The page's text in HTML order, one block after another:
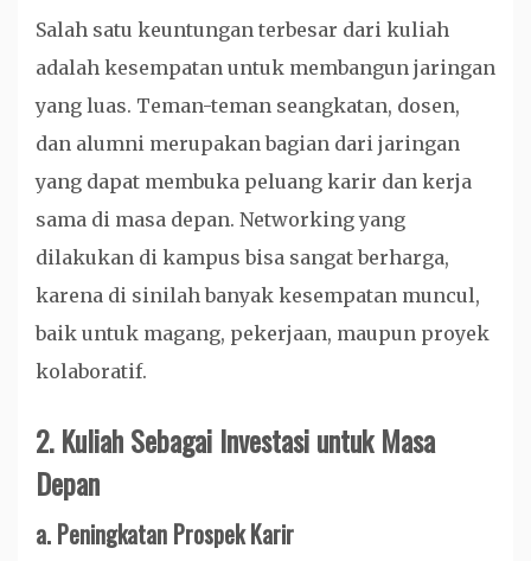
Salah satu keuntungan terbesar dari kuliah
adalah kesempatan untuk membangun jaringan
yang luas. Teman-teman seangkatan, dosen,
dan alumni merupakan bagian dari jaringan
yang dapat membuka peluang karir dan kerja
sama di masa depan. Networking yang
dilakukan di kampus bisa sangat berharga,
karena di sinilah banyak kesempatan muncul,
baik untuk magang, pekerjaan, maupun proyek
kolaboratif.
2.Kuliah Sebagai Investasi untuk Masa
Depan
a. Peningkatan Prospek Karir